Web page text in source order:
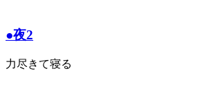
●夜2
力尽きて寝る